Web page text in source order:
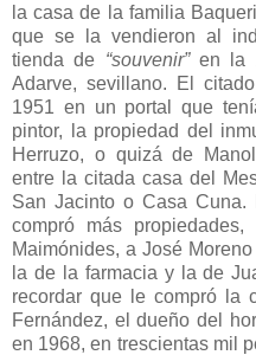
la casa de la familia
que se la vendieron al
tienda de “souvenir”en la
Adarve, sevillano. El
1951 en un portal que
pintor, la propiedad del
Herruzo, o quizá de
entre la citada casa del
San Jacinto o Casa Cuna.
compró más
Maimónides, a José
la de la farmacia y la de
recordar que le compró la
Fernández, el dueño del
en 1968, en trescientas mil